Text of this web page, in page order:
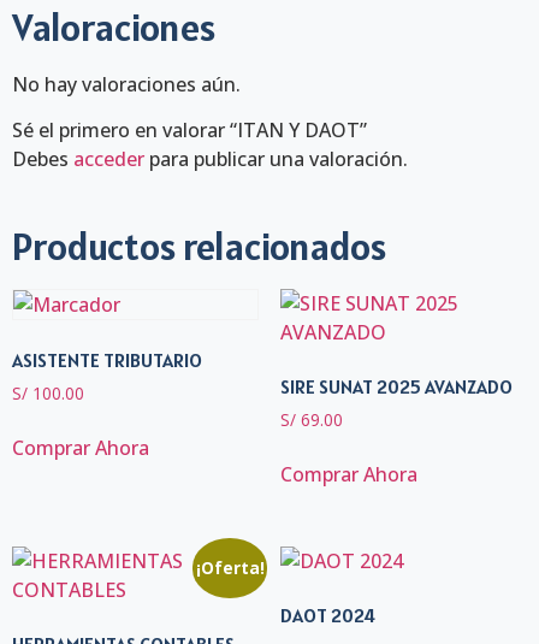
Valoraciones
No hay valoraciones aún.
Sé el primero en valorar “ITAN Y DAOT”
Debes acceder para publicar una valoración.
Productos relacionados
ASISTENTE TRIBUTARIO
S/ 100.00
Comprar Ahora
SIRE SUNAT 2025 AVANZADO
S/69.00
Comprar Ahora
¡Oferta!
DAOT 2024